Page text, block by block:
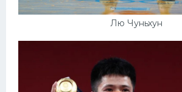
Лю Чуньхун